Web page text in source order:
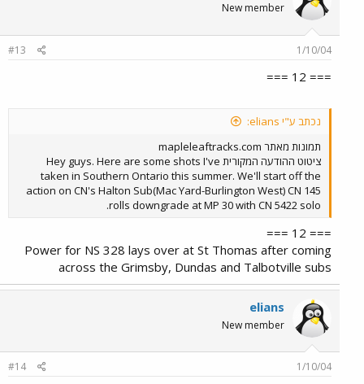
New member
1/10/04
#13
=== 12 ===
נכתב ע"י elians:
תמונות מאתר mapleleaftracks.com
ציטוט ההודעה המקורית Hey guys. Here are some shots I've
taken in Southern Ontario this summer. We'll start off the
action on CN's Halton Sub(Mac Yard-Burlington West) CN 145
rolls downgrade at MP 30 with CN 5422 solo.
=== 12 ===
Power for NS 328 lays over at St Thomas after coming
across the Grimsby, Dundas and Talbotville subs
elians
New member
1/10/04
#14